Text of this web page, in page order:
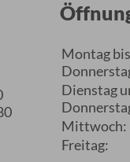
Montag bis
Dienstag
Mittwoch:
Freitag: